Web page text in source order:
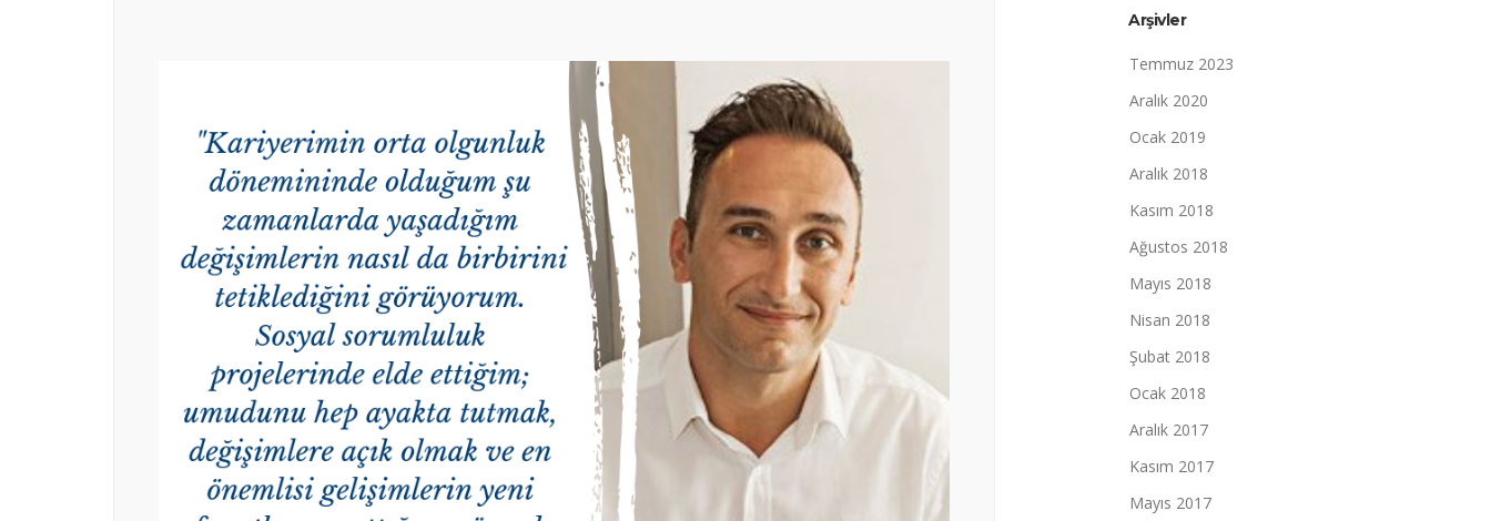
Arşivler
Temmuz 2023
Aralık 2020
Ocak 2019
Aralık 2018
Kasım 2018
Ağustos 2018
Mayıs 2018
Nisan 2018
Şubat 2018
Ocak 2018
Aralık 2017
Kasım 2017
Mayıs 2017